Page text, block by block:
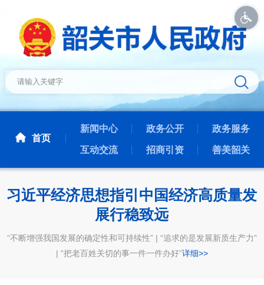
首页
新闻中心 政务公开 政务服务
互动交流 招商引资 善美韶关
习近平经济思想指引中国经济高质量发
展行稳致远
“不断增强我国发展的确定性和可持续性” | “追求的是发展新质生产力”
| “把老百姓关切的事一件一件办好”详细>>